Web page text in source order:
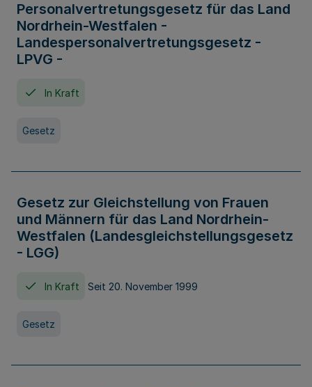
Personalvertretungsgesetz für das Land
Nordrhein-Westfalen -
Landespersonalvertretungsgesetz -
LPVG -
In Kraft
Gesetz
Gesetz zur Gleichstellung von Frauen
und Männern für das Land Nordrhein-
Westfalen (Landesgleichstellungsgesetz
- LGG)
In Kraft Seit 20. November 1999
Gesetz